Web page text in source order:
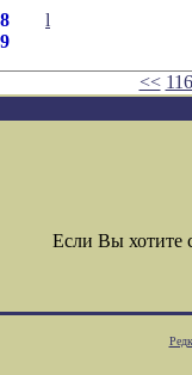
l
<<
Если Вы хотите